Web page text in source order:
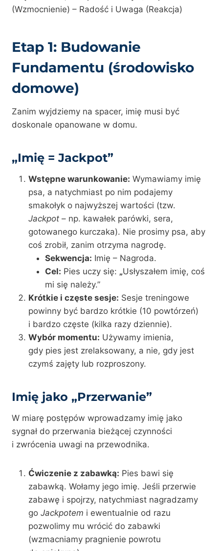
(Wzmocnienie) – Radość i Uwaga (Reakcja)
Etap 1: Budowanie
Fundamentu (środowisko
domowe)
Zanim wyjdziemy na spacer, imię musi być
doskonale opanowane w domu.
„Imię = Jackpot”
Wstępne warunkowanie: Wymawiamy imię
psa, a natychmiast po nim podajemy
smakołyk o najwyższej wartości (tzw.
Jackpot – np. kawałek parówki, sera,
gotowanego kurczaka). Nie prosimy psa, aby
coś zrobił, zanim otrzyma nagrodę.
Sekwencja: Imię – Nagroda.
Cel: Pies uczy się: „Usłyszałem imię, coś
mi się należy.”
Krótkie i częste sesje: Sesje treningowe
powinny być bardzo krótkie (10 powtórzeń)
i bardzo częste (kilka razy dziennie).
Wybór momentu: Używamy imienia,
gdy pies jest zrelaksowany, a nie, gdy jest
czymś zajęty lub rozproszony.
Imię jako „Przerwanie”
W miarę postępów wprowadzamy imię jako
sygnał do przerwania bieżącej czynności
i zwrócenia uwagi na przewodnika.
Ćwiczenie z zabawką: Pies bawi się
zabawką. Wołamy jego imię. Jeśli przerwie
zabawę i spojrzy, natychmiast nagradzamy
go Jackpotem i ewentualnie od razu
pozwolimy mu wrócić do zabawki
(wzmacniamy pragnienie powrotu